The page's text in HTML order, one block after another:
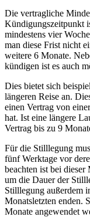
Die vertragliche
Kündigungszeitpunkt
mindestens vier
man diese Frist nicht
weitere 6 Monate.
kündigen ist es auch
Dies bietet sich
längeren Reise an.
einen Vertrag von
hat. Ist eine längere
Vertrag bis zu 9
Für die Stilllegung
fünf Werktage vor
beachten ist bei
um die Dauer der
Stilllegung außerdem
Monatsletzten enden.
Monate angewendet